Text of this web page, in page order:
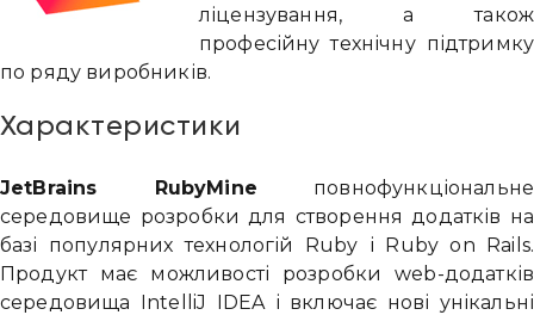
ліцензування, а також
професійну технічну підтримку
по ряду виробників.
Характеристики
JetBrains RubyMine повнофункціональне
середовище розробки для створення додатків на
базі популярних технологій Ruby і Ruby on Rails.
Продукт має можливості розробки web-додатків
середовища IntelliJ IDEA і включає нові унікальні